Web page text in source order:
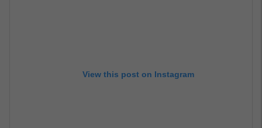
View this post on Instagram